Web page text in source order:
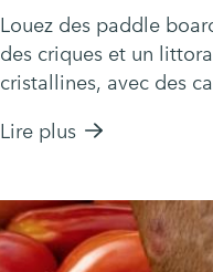
Louez des paddle
des criques et un
cristallines, avec des
Lire plus